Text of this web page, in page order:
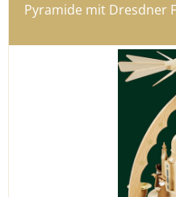
Pyramide mit Dresdner